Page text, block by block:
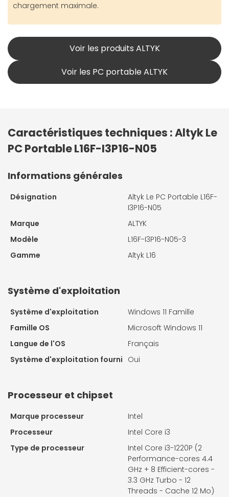
chargement maximale.
Voir les produits ALTYK
Voir les PC portable ALTYK
Caractéristiques techniques : Altyk Le
PC Portable L16F-I3P16-N05
Informations générales
Désignation
Altyk Le PC Portable L16F-
I3P16-N05
Marque
ALTYK
Modèle
L16F-I3P16-N05-3
Gamme
Altyk L16
Système d'exploitation
Système d'exploitation
Windows 11 Famille
Famille OS
Microsoft Windows 11
Langue de l'OS
Français
Système d'exploitation fourni Oui
Processeur et chipset
Marque processeur
Intel
Processeur
Intel Core i3
Type de processeur
Intel Core i3-1220P (2
Performance-cores 4.4
GHz + 8 Efficient-cores -
3.3 GHz Turbo - 12
Threads - Cache 12 Mo)